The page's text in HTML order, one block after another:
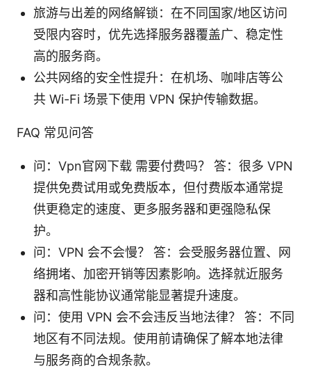
旅游与出差的网络解锁：在不同国家/地区访问
受限内容时，优先选择服务器覆盖广、稳定性
高的服务商。
公共网络的安全性提升：在机场、咖啡店等公
共 Wi-Fi 场景下使用 VPN 保护传输数据。
FAQ 常见问答
问：Vpn官网下载 需要付费吗？ 答：很多 VPN
提供免费试用或免费版本，但付费版本通常提
供更稳定的速度、更多服务器和更强隐私保
护。
问：VPN 会不会慢？ 答：会受服务器位置、网
络拥堵、加密开销等因素影响。选择就近服务
器和高性能协议通常能显著提升速度。
问：使用 VPN 会不会违反当地法律？ 答：不同
地区有不同法规。使用前请确保了解本地法律
与服务商的合规条款。